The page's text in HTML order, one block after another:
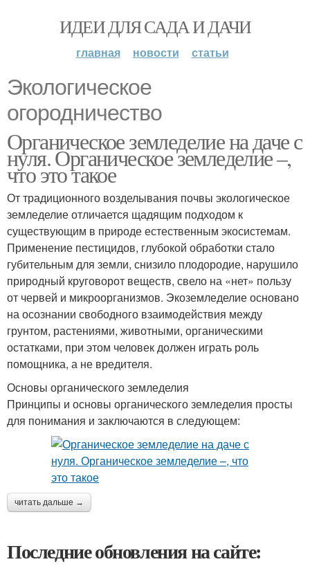
ИДЕИ ДЛЯ САДА И ДАЧИ
главная новости статьи
Экологическое
огородничество
Органическое земледелие на даче с
нуля. Органическое земледелие –,
что это такое
От традиционного возделывания почвы экологическое
земледелие отличается щадящим подходом к
существующим в природе естественным экосистемам.
Применение пестицидов, глубокой обработки стало
губительным для земли, снизило плодородие, нарушило
природный круговорот веществ, свело на «нет» пользу
от червей и микроорганизмов. Экоземледелие основано
на осознании свободного взаимодействия между
грунтом, растениями, животными, органическими
остатками, при этом человек должен играть роль
помощника, а не вредителя.
Основы органического земледелия
Принципы и основы органического земледелия просты
для понимания и заключаются в следующем:
читать дальше →
Последние обновления на сайте: